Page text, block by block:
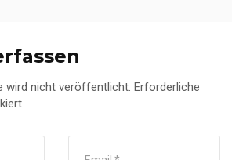
wird nicht veröffentlicht. Erforderliche